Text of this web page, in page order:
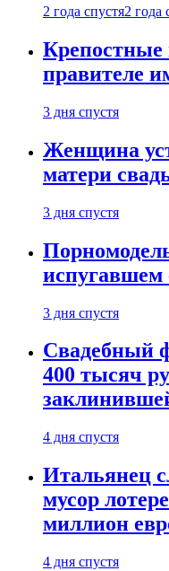
2 года спустя2 года
Крепостные
правителе
3 дня спустя
Женщина
матери
3 дня спустя
испугавшем
3 дня спустя
Свадебный
400 тысяч
4 дня спустя
Итальянец
мусор
миллион
4 дня спустя